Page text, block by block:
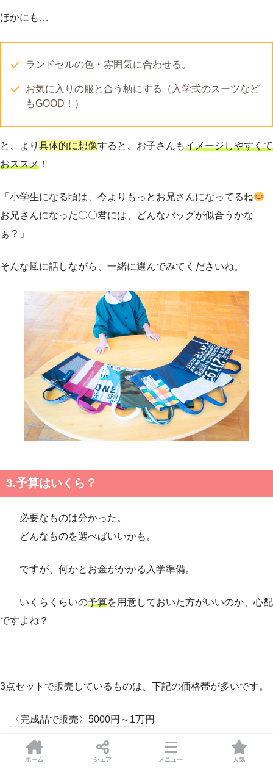
ほかにも…
ランドセルの色・雰囲気に合わせる。
お気に入りの服と合う柄にする（入学式のスーツなど
もGOOD！）
と、より 具体的に想像すると、お子さんもイメージしやすくて
おススメ ！
「小学生になる頃は、今よりもっとお兄さんになってるね
お兄さんになった〇〇君には、どんなバッグが似合うかな
ぁ？」
そんな風に話しながら、一緒に選んでみてくださいね。
3.予算はいくら？
必要なものは分かった。
どんなものを選べばいいかも。
ですが、何かとお金がかかる入学準備。
いくらくらいの予算を用意しておいた方がいいのか、心配
ですよね？
3点セットで販売しているものは、下記の価格帯が多いです。
〈完成品で販売〉5000円～1万円
〈サイズオーダーで依頼〉7000円～1万2千円
ホーム シェア メニュー 人気